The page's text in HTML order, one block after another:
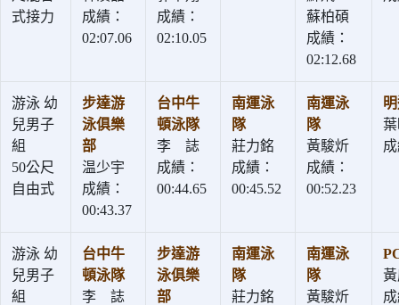
式接力
成績：
02:07.06
成績：
02:10.05
蘇柏碩
成績：
02:12.68
游泳 幼
兒男子
組
50公尺
自由式
步達游
泳俱樂
部
温少宇
成績：
00:43.37
台中牛
頓泳隊
李 誌
成績：
00:44.65
南運泳
隊
莊力銘
成績：
00:45.52
南運泳
隊
黃駿炘
成績：
00:52.23
游泳 幼
兒男子
組
台中牛
頓泳隊
李 誌
步達游
泳俱樂
部
南運泳
隊
莊力銘
南運泳
隊
黃駿炘